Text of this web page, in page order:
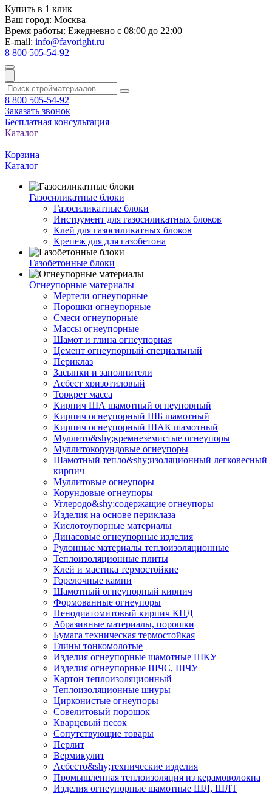
Купить в 1 клик
Ваш город: Москва
Время работы: Ежедневно с 08:00 до 22:00
E-mail: info@favoright.ru
8 800 505-54-92
8 800 505-54-92
Заказать звонок
Бесплатная консультация
Каталог
Корзина
Каталог
Газосиликатные блоки
Газосиликатные блоки
Инструмент для газосиликатных блоков
Клей для газосиликатных блоков
Крепеж для для газобетона
Газобетонные блоки
Огнеупорные материалы
Мертели огнеупорные
Порошки огнеупорные
Смеси огнеупорные
Массы огнеупорные
Шамот и глина огнеупорная
Цемент огнеупорный специальный
Периклаз
Засыпки и заполнители
Асбест хризотиловый
Торкрет масса
Кирпич ША шамотный огнеупорный
Кирпич огнеупорный ШБ шамотный
Кирпич огнеупорный ШАК шамотный
Муллито&shy;­кремнеземистые огнеупоры
Муллито­корундовые огнеупоры
Шамотный тепло&shy;изоляционный легковесный
кирпич
Муллитовые огнеупоры
Корундовые огнеупоры
Углеродо&shy;содержащие огнеупоры
Изделия на основе периклаза
Кислотоупорные материалы
Динасовые огнеупорные изделия
Рулонные материалы теплоизоляционные
Тепло­изоляционные плиты
Клей и мастика термостойкие
Горелочные камни
Шамотный огнеупорный кирпич
Формованные огнеупоры
Пенодиатомитовый кирпич КПД
Абразивные материалы, порошки
Бумага техническая термостойкая
Глины тонкомолотые
Изделия огнеупорные шамотные ШКУ
Изделия огнеупорные ШЧС, ШЧУ
Картон теплоизоляционный
Теплоизоляционные шнуры
Цирконистые огнеупоры
Совелитовый порошок
Кварцевый песок
Сопутствующие товары
Перлит
Вермикулит
Асбесто&shy;технические изделия
Промышленная теплоизоляция из керамоволокна
Изделия огнеупорные шамотные ШЛ, ШЛТ